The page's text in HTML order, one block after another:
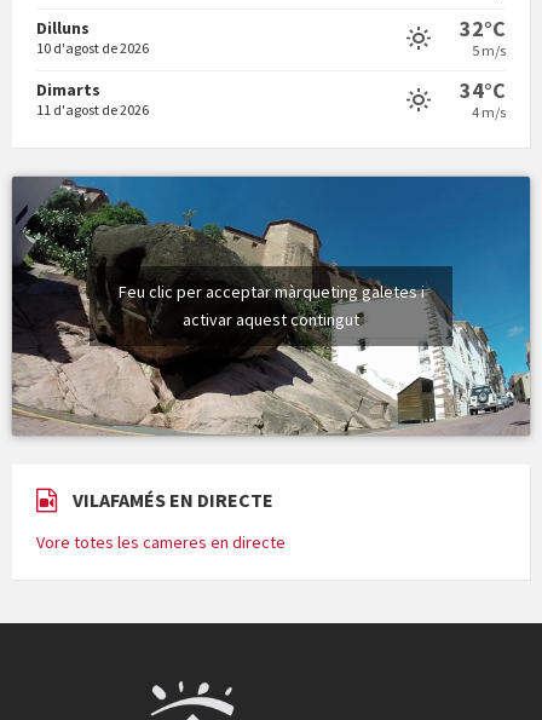
Vermuts a la Font. Hit parit
Dilluns
10 d'agost de 2026
32°C
5 m/s
Dimarts
11 d'agost de 2026
34°C
4 m/s
Feu clic per acceptar màrqueting galetes i
activar aquest contingut
VILAFAMÉS EN DIRECTE
Vore totes les cameres en directe